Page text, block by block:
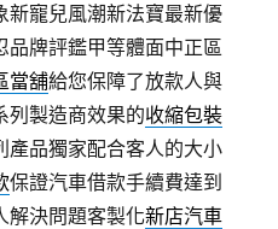
新寵兒風潮新法寶最新優
品牌評鑑甲等體面中正區
當舖給您保障了放款人與
列製造商效果的收縮包裝
產品獨家配合客人的大小
保證汽車借款手續費達到
解決問題客製化新店汽車